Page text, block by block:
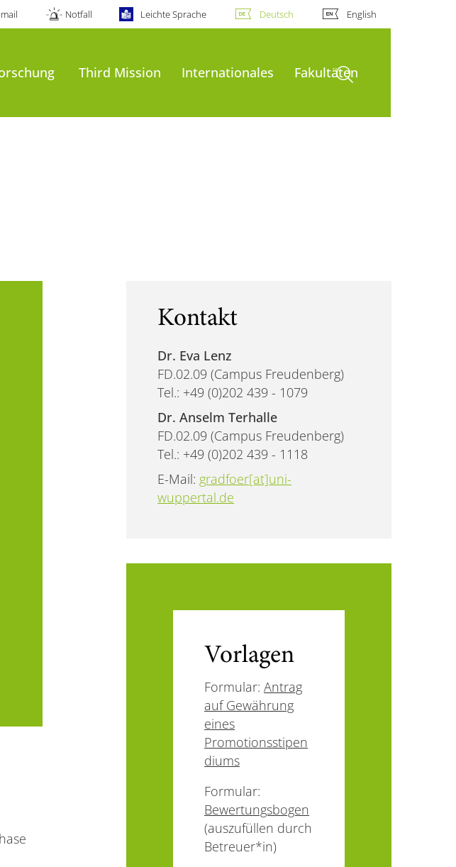
Notfall Leichte Sprache Deutsch English
Third Mission Internationales FakultätenSuche öffnen
Kontakt
Dr. Eva Lenz
FD.02.09 (Campus Freudenberg)
Tel.: +49 (0)202 439 - 1079
Dr. Anselm Terhalle
FD.02.09 (Campus Freudenberg)
Tel.: +49 (0)202 439 - 1118
E-Mail: gradfoer[at]uni-
wuppertal.de
Vorlagen
Formular:Antrag
auf Gewährung
eines
Promotionsstipen
diums
Formular:
Bewertungsbogen
(auszufüllen durch
Betreuer*in)